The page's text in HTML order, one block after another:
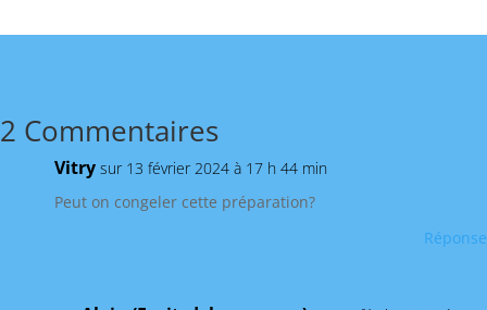
2 Commentaires
Vitry sur 13 février 2024 à 17 h 44 min
Peut on congeler cette préparation?
Réponse